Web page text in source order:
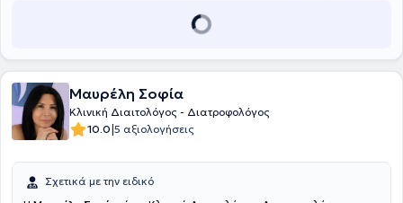
Μαυρέλη Σοφία
Κλινική Διαιτολόγος - Διατροφολόγος
10.0|5 αξιολογήσεις
Σχετικά με την ειδικό